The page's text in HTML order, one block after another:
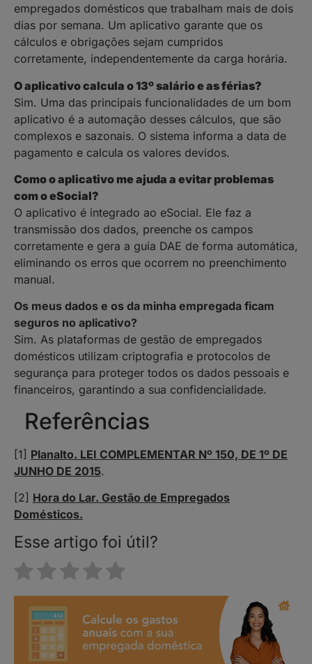
empregados domésticos que trabalham mais de dois
dias por semana. Um aplicativo garante que os
cálculos e obrigações sejam cumpridos
corretamente, independentemente da carga horária.
O aplicativo calcula o 13º salário e as férias?
Sim. Uma das principais funcionalidades de um bom
aplicativo é a automação desses cálculos, que são
complexos e sazonais. O sistema informa a data de
pagamento e calcula os valores devidos.
Como o aplicativo me ajuda a evitar problemas
com o eSocial?
O aplicativo é integrado ao eSocial. Ele faz a
transmissão dos dados, preenche os campos
corretamente e gera a guia DAE de forma automática,
eliminando os erros que ocorrem no preenchimento
manual.
Os meus dados e os da minha empregada ficam
seguros no aplicativo?
Sim. As plataformas de gestão de empregados
domésticos utilizam criptografia e protocolos de
segurança para proteger todos os dados pessoais e
financeiros, garantindo a sua confidencialidade.
Referências
[1] Planalto. LEI COMPLEMENTAR Nº 150, DE 1º DE
JUNHO DE 2015.
[2] Hora do Lar. Gestão de Empregados
Domésticos.
Esse artigo foi útil?